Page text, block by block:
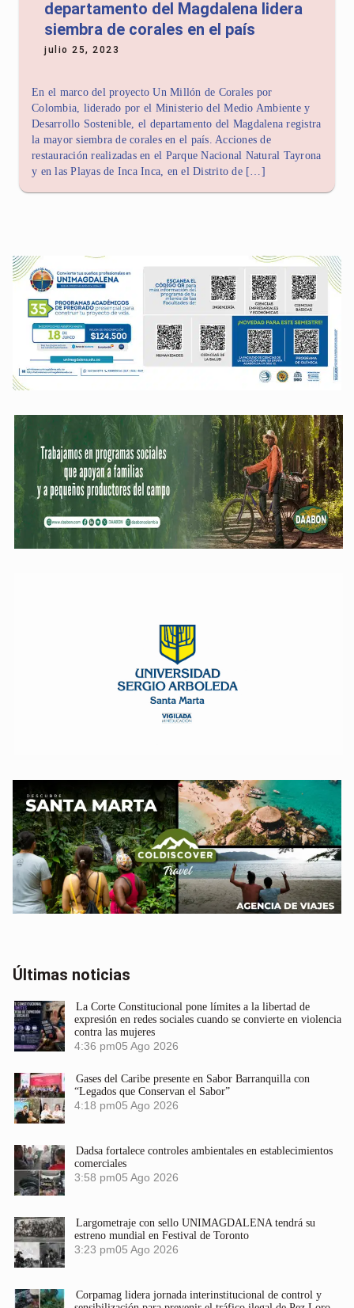
departamento del Magdalena lidera
siembra de corales en el país
julio 25, 2023
En el marco del proyecto Un Millón de Corales por
Colombia, liderado por el Ministerio del Medio Ambiente y
Desarrollo Sostenible, el departamento del Magdalena registra
la mayor siembra de corales en el país. Acciones de
restauración realizadas en el Parque Nacional Natural Tayrona
y en las Playas de Inca Inca, en el Distrito de […]
Últimas noticias
La Corte Constitucional pone límites a la libertad de
expresión en redes sociales cuando se convierte en violencia
contra las mujeres
4:36 pm05 Ago 2026
Gases del Caribe presente en Sabor Barranquilla con
“Legados que Conservan el Sabor”
4:18 pm05 Ago 2026
Dadsa fortalece controles ambientales en establecimientos
comerciales
3:58 pm05 Ago 2026
Largometraje con sello UNIMAGDALENA tendrá su
estreno mundial en Festival de Toronto
3:23 pm05 Ago 2026
Corpamag lidera jornada interinstitucional de control y